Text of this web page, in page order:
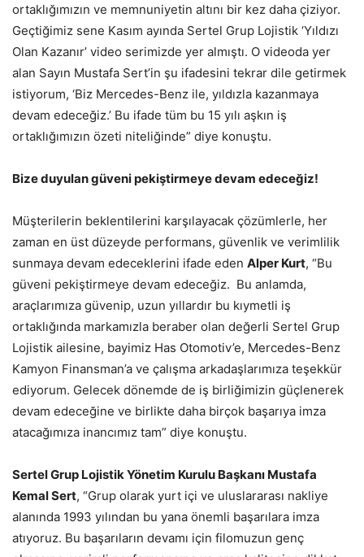
ortaklığımızın ve memnuniyetin altını bir kez daha çiziyor.
Geçtiğimiz sene Kasım ayında Sertel Grup Lojistik ‘Yıldızı
Olan Kazanır’ video serimizde yer almıştı. O videoda yer
alan Sayın Mustafa Sert’in şu ifadesini tekrar dile getirmek
istiyorum, ‘Biz Mercedes-Benz ile, yıldızla kazanmaya
devam edeceğiz.’ Bu ifade tüm bu 15 yılı aşkın iş
ortaklığımızın özeti niteliğinde” diye konuştu.
Bize duyulan güveni pekiştirmeye devam edeceğiz!
Müşterilerin beklentilerini karşılayacak çözümlerle, her
zaman en üst düzeyde performans, güvenlik ve verimlilik
sunmaya devam edeceklerini ifade eden Alper Kurt, “Bu
güveni pekiştirmeye devam edeceğiz. Bu anlamda,
araçlarımıza güvenip, uzun yıllardır bu kıymetli iş
ortaklığında markamızla beraber olan değerli Sertel Grup
Lojistik ailesine, bayimiz Has Otomotiv’e, Mercedes-Benz
Kamyon Finansman’a ve çalışma arkadaşlarımıza teşekkür
ediyorum. Gelecek dönemde de iş birliğimizin güçlenerek
devam edeceğine ve birlikte daha birçok başarıya imza
atacağımıza inancımız tam” diye konuştu.
Sertel Grup Lojistik Yönetim Kurulu Başkanı Mustafa
Kemal Sert, “Grup olarak yurt içi ve uluslararası nakliye
alanında 1993 yılından bu yana önemli başarılara imza
atıyoruz. Bu başarıların devamı için filomuzun genç